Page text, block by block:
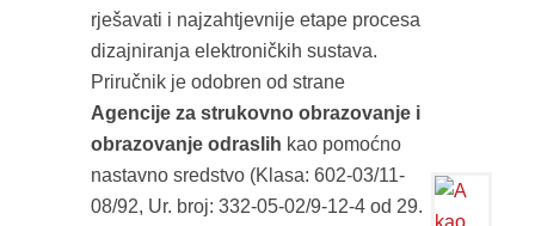
rješavati i najzahtjevnije etape procesa
dizajniranja elektroničkih sustava.
Priručnik je odobren od strane
Agencije za strukovno obrazovanje i
obrazovanje odraslih kao pomoćno
nastavno sredstvo (Klasa: 602-03/11-
08/92, Ur. broj: 332-05-02/9-12-4 od 29.